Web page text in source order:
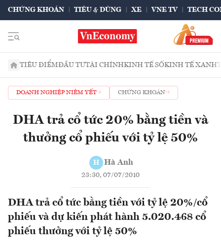
CHỨNG KHOÁN TIÊU & DÙNG XE VNE TV TECH
TIÊU ĐIỂMĐẦU TƯTÀI CHÍNHKINH TẾ SỐKINH TẾ XANH
DOANH NGHIỆP NIÊM YẾT CHỨNG KHOÁN
DHA trả cổ tức 20% bằng tiền và
thưởng cổ phiếu với tỷ lệ 50%
H Hà Anh
23:30, 07/07/2010
DHA trả cổ tức bằng tiền với tỷ lệ 20%/cổ
phiếu và dự kiến phát hành 5.020.468 cổ
phiếu thưởng với tỷ lệ 50%